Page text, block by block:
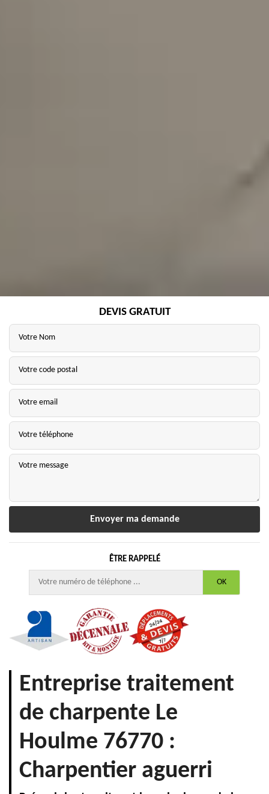
DEVIS GRATUIT
ÊTRE RAPPELÉ
Entreprise traitement
de charpente Le
Houlme 76770 :
Charpentier aguerri